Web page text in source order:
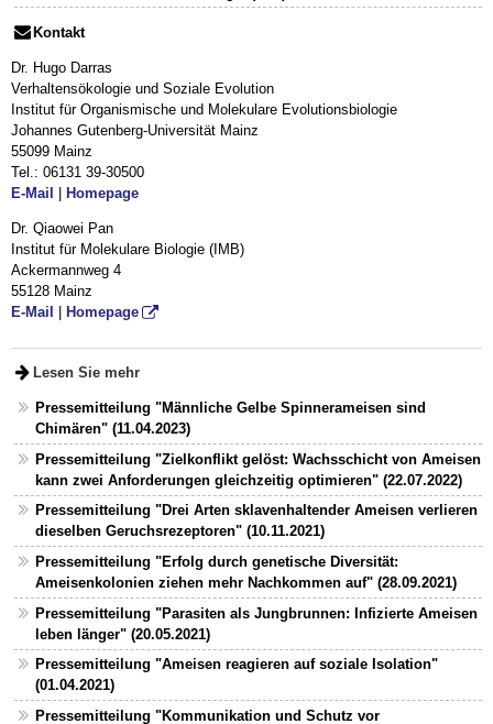
Kontakt
Dr. Hugo Darras
Verhaltensökologie und Soziale Evolution
Institut für Organismische und Molekulare Evolutionsbiologie
Johannes Gutenberg-Universität Mainz
55099 Mainz
Tel.: 06131 39-30500
E-Mail
Homepage
Dr. Qiaowei Pan
Institut für Molekulare Biologie (IMB)
Ackermannweg 4
55128 Mainz
E-Mail
Homepage
Lesen Sie mehr
Pressemitteilung "Männliche Gelbe Spinnerameisen sind
Chimären" (11.04.2023)
Pressemitteilung "Zielkonflikt gelöst: Wachsschicht von Ameisen
kann zwei Anforderungen gleichzeitig optimieren" (22.07.2022)
Pressemitteilung "Drei Arten sklavenhaltender Ameisen verlieren
dieselben Geruchsrezeptoren" (10.11.2021)
Pressemitteilung "Erfolg durch genetische Diversität:
Ameisenkolonien ziehen mehr Nachkommen auf" (28.09.2021)
Pressemitteilung "Parasiten als Jungbrunnen: Infizierte Ameisen
leben länger" (20.05.2021)
Pressemitteilung "Ameisen reagieren auf soziale Isolation"
(01.04.2021)
Pressemitteilung "Kommunikation und Schutz vor